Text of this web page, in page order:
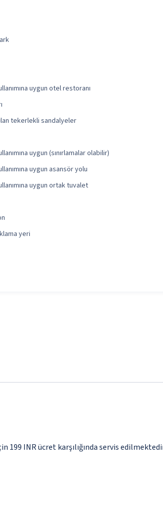
uygun otel restoranı
tekerlekli sandalyeler
uygun (sınırlamalar olabilir)
uygun asansör yolu
uygun ortak tuvalet
yeri
INR ücret karşılığında servis